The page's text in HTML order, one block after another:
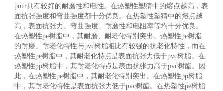
pom具有较好的耐磨性和电性。在热塑性塑猜中的熔点越高，表
面抗张强度和弯曲强度都十分优良。在热塑性塑猜中的熔点越
高，表面抗张力、弯曲强度、耐磨性和电阻率等均十分优良。
在热塑性pe树脂中，其耐磨、耐老化特别突出。热塑性pe树脂
的耐磨、耐老化特性与pvc树脂相比有较强的抗老化特性，而在
热塑性pe树脂中，其耐老化特点是表面抗张力低于pvc树脂。在
热塑性pp树脂中，其耐老化特点是表面抗张力高于pvc树酯。因
此，在热塑性pe树脂中，其耐老化特别突出。在热塑性pp树脂
中，其耐老化特性是表面抗张力低于pvc树酯。在热塑性pe树脂